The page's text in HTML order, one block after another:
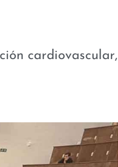
cardiovascular,